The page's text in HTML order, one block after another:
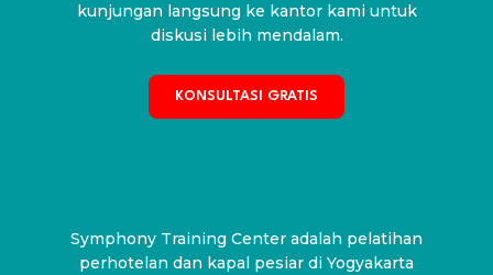
kunjungan langsung ke kantor kami untuk
diskusi lebih mendalam.
KONSULTASI GRATIS
Symphony Training Center adalah pelatihan
perhotelan dan kapal pesiar di Yogyakarta